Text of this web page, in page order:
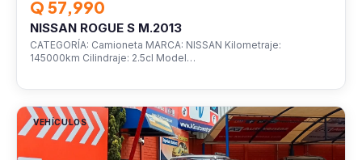
Q 57,990
NISSAN ROGUE S M.2013
CATEGORÍA: Camioneta MARCA: NISSAN Kilometraje:
145000km Cilindraje: 2.5cl Model…
VEHÍCULOS